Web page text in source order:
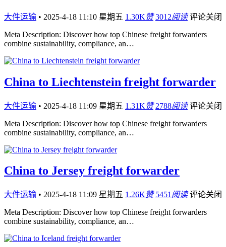
大件运输 • 2025-4-18 11:10 星期五 1.30K赞 3012阅读 评论关闭
Meta Description: Discover how top Chinese freight forwarders
combine sustainability, compliance, an…
China to Liechtenstein freight forwarder
大件运输 • 2025-4-18 11:09 星期五 1.31K赞 2788阅读 评论关闭
Meta Description: Discover how top Chinese freight forwarders
combine sustainability, compliance, an…
China to Jersey freight forwarder
大件运输 • 2025-4-18 11:09 星期五 1.26K赞 5451 阅读 评论关闭
Meta Description: Discover how top Chinese freight forwarders
combine sustainability, compliance, an…